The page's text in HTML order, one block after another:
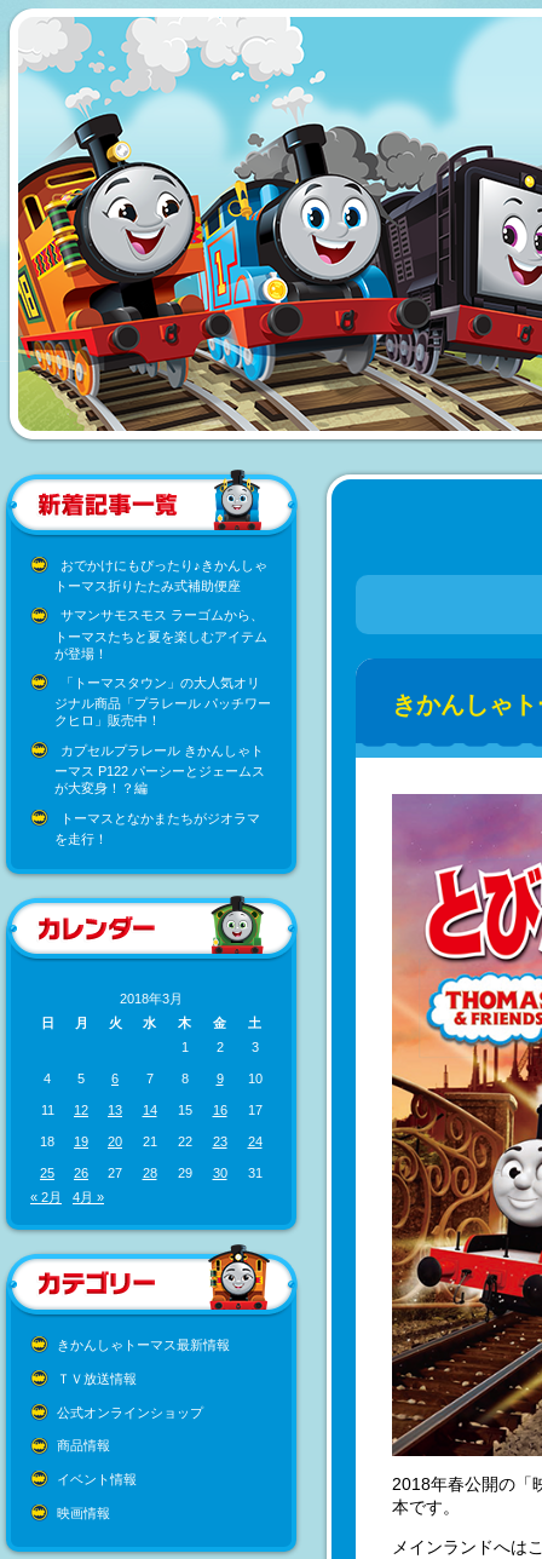
おでかけにもぴったり♪きかんしゃ
トーマス折りたたみ式補助便座
サマンサモスモス ラーゴムから、
トーマスたちと夏を楽しむアイテム
が登場！
「トーマスタウン」の大人気オリ
ジナル商品「プラレール パッチワー
クヒロ」販売中！
カプセルプラレール きかんしゃト
ーマス P122 パーシーとジェームス
が大変身！？編
トーマスとなかまたちがジオラマ
を走行！
2018年3月
日
月 火 水 木 金
土
1
2 3
4 5 6 7 8 9 10
11 12 13 14 15 16 17
18 19 20 21 22 23 24
25 26 27 28 29 30
31
« 2月
4月 »
きかんしゃトーマス最新情報
ＴＶ放送情報
公式オンラインショップ
商品情報
イベント情報
映画情報
きかんしゃ
2018年春公開の
本です。
メインランドへは